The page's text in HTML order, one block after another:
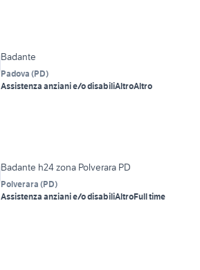
Badante
Padova (PD)
Assistenza anziani e/o disabiliAltroAltro
Badante h24 zona Polverara PD
Polverara (PD)
Assistenza anziani e/o disabiliAltroFull time